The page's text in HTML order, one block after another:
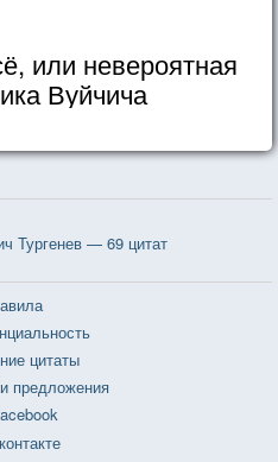
или невероятная
Вуйчича
Тургенев — 69 цитат
цитаты
предложения